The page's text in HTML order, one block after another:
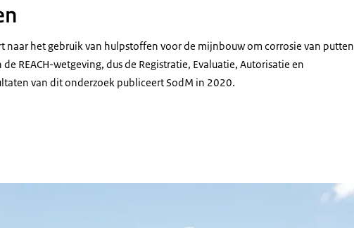
naar het gebruik van hulpstoffen voor de mijnbouw om corrosie van putten
REACH-wetgeving, dus de Registratie, Evaluatie, Autorisatie en
van dit onderzoek publiceert SodM in 2020.
bloemenveld